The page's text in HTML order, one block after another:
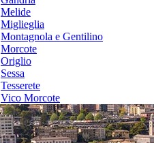
Melide
Miglieglia
Montagnola e Gentilino
Morcote
Origlio
Sessa
Tesserete
Vico Morcote